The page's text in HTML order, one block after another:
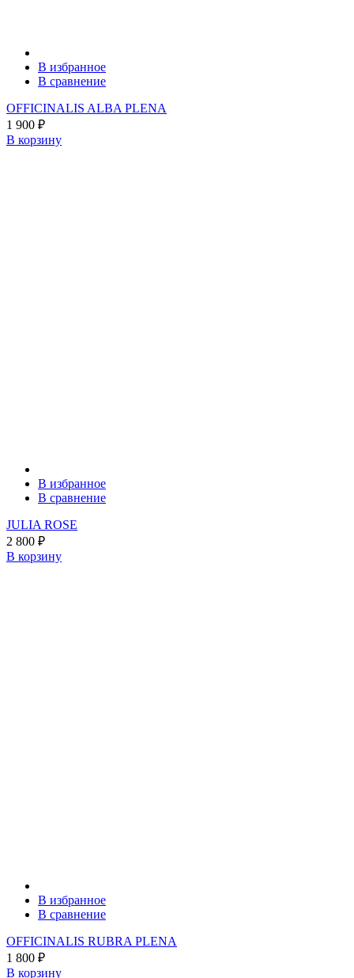
В избранное
В сравнение
OFFICINALIS ALBA PLENA
1 900 ₽
В корзину
В избранное
В сравнение
JULIA ROSE
2 800 ₽
В корзину
В избранное
В сравнение
OFFICINALIS RUBRA PLENA
1 800 ₽
В корзину